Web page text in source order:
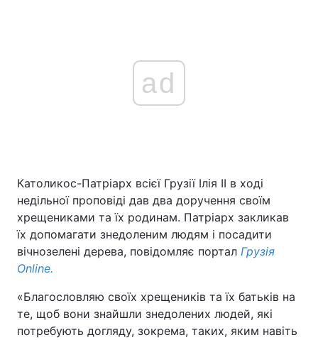
ad
Католикос-Патріарх всієї Грузії Ілія II в ході
недільної проповіді дав два доручення своїм
хрещениками та їх родинам. Патріарх закликав
їх допомагати знедоленим людям і посадити
вічнозелені дерева, повідомляє портал Грузія
Online.
«Благословляю своїх хрещеників та їх батьків на
те, щоб вони знайшли знедолених людей, які
потребують догляду, зокрема, таких, яким навіть